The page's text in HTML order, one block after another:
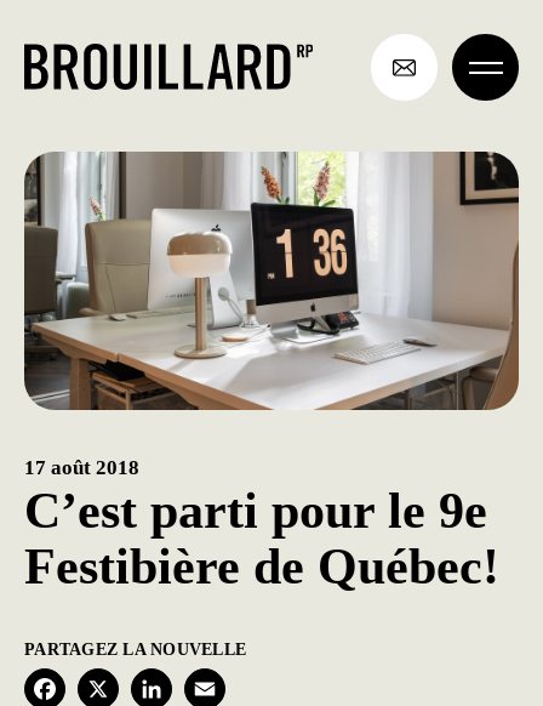
contenu
C’est parti pour le 9e
Festibière de Québec!
17 août 2018
PARTAGEZ LA NOUVELLE
F
X
L